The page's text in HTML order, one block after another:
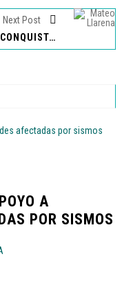
Next Post
MATEO LLARENA CONQUISTA LA VICTORIA EN CIERRE DEL CAMPEONATO ITALIANO DE AUTOMOVILISMO 2023
A
POR SISMOS